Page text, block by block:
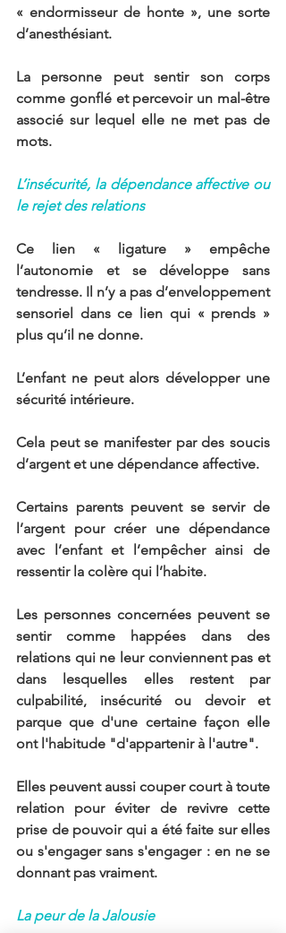
« endormisseur de honte », une sorte
d’anesthésiant.
La personne peut sentir son corps
comme gonflé et percevoir un mal-être
associé sur lequel elle ne met pas de
mots.
L’insécurité, la dépendance affective ou
le rejet des relations
Ce lien « ligature » empêche
l’autonomie et se développe sans
tendresse. Il n’y a pas d’enveloppement
sensoriel dans ce lien qui « prends »
plus qu’il ne donne.
L’enfant ne peut alors développer une
sécurité intérieure.
Cela peut se manifester par des soucis
d’argent et une dépendance affective.
Certains parents peuvent se servir de
l’argent pour créer une dépendance
avec l’enfant et l’empêcher ainsi de
ressentir la colère qui l’habite.
Les personnes concernées peuvent se
sentir comme happées dans des
relations qui ne leur conviennent pas et
dans lesquelles elles restent par
culpabilité, insécurité ou devoir et
parque que d'une certaine façon elle
ont l'habitude "d'appartenir à l'autre".
Elles peuvent aussi couper court à toute
relation pour éviter de revivre cette
prise de pouvoir qui a été faite sur elles
ou s'engager sans s'engager : en ne se
donnant pas vraiment.
La peur de la Jalousie